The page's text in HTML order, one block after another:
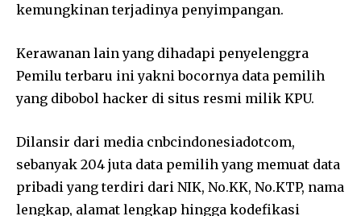
kemungkinan terjadinya penyimpangan.
Kerawanan lain yang dihadapi penyelenggra
Pemilu terbaru ini yakni bocornya data pemilih
yang dibobol hacker di situs resmi milik KPU.
Dilansir dari media cnbcindonesiadotcom,
sebanyak 204 juta data pemilih yang memuat data
pribadi yang terdiri dari NIK, No.KK, No.KTP, nama
lengkap, alamat lengkap hingga kodefikasi